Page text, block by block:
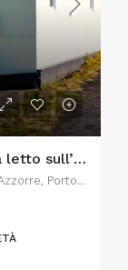
Incantevole villa con 2 camere da letto sull’isola di Faial, nelle Azzorre – Il connubio perfetto tra fascino rustico e comfort moderno
Caminho do Porto da Eira, Cedros, Horta, Azzorre, Portogallo